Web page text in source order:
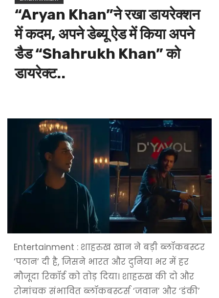
“Aryan Khan”ने रखा डायरेक्शन
में कदम, अपने डेब्यू ऐड में किया अपने
डैड “Shahrukh Khan” को
डायरेक्ट..
Entertainment : शाहरुख खान ने बड़ी ब्लॉकबस्टर
‘पठान’ दी है, जिसने भारत और दुनिया भर में हर
मौजूदा रिकॉर्ड को तोड़ दिया। शाहरुख की दो और
रोमांचक संभावित ब्लॉकबस्टर्स ‘जवान’ और ‘डंकी’